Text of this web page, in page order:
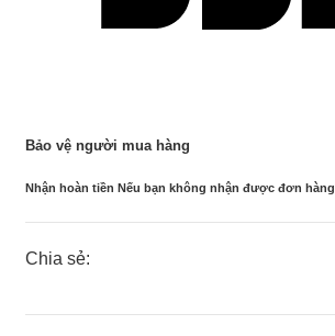
Bảo vệ người mua hàng
Nhận hoàn tiền Nếu bạn không nhận được đơn hàng
Chia sẻ: